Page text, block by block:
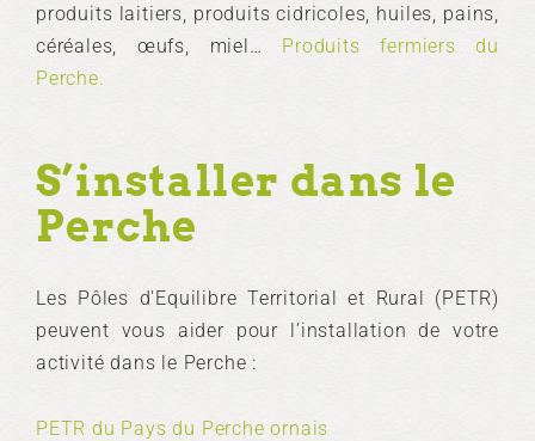
produits laitiers, produits cidricoles, huiles, pains,
céréales, œufs, miel… Produits fermiers du
Perche.
S’installer dans le
Perche
Les Pôles d'Equilibre Territorial et Rural (PETR)
peuvent vous aider pour l’installation de votre
activité dans le Perche :
PETR du Pays du Perche ornais